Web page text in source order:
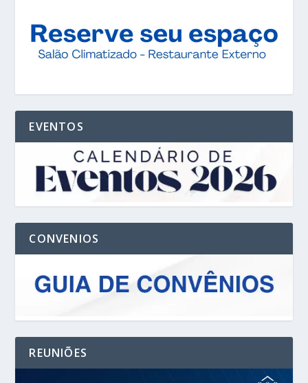
EVENTOS
CONVENIOS
REUNIÕES